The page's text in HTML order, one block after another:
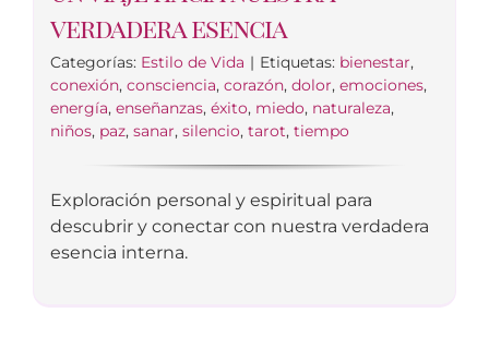
verdadera esencia
Categorías: Estilo de Vida | Etiquetas: bienestar,
conexión, consciencia, corazón, dolor, emociones,
energía, enseñanzas, éxito, miedo, naturaleza,
niños, paz, sanar, silencio, tarot, tiempo
Exploración personal y espiritual para
descubrir y conectar con nuestra verdadera
esencia interna.